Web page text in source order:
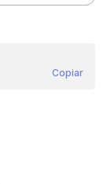
Copiar